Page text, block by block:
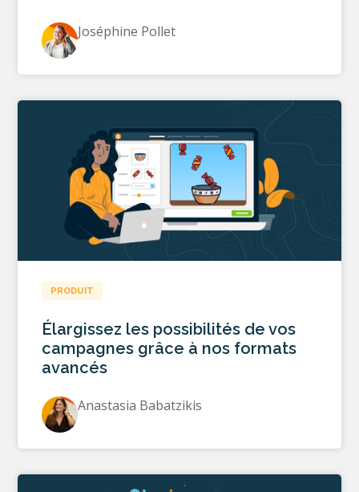
Joséphine Pollet
PRODUIT
Élargissez les possibilités de vos
campagnes grâce à nos formats
avancés
Anastasia Babatzikis